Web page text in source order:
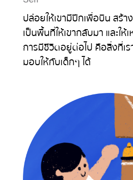
ปล่อยให้เขามีปีกเพื่อบิน สร้
เป็นพื้นที่ให้เขากลับมา และใ
การมีชีวิตอยู่ต่อไป คือสิ่งที่เร
มอบให้กับเด็กๆ ได้